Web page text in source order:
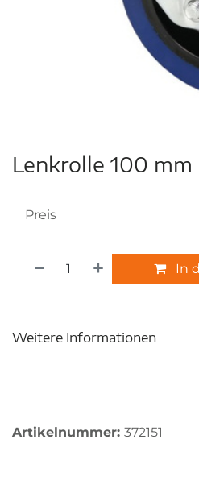
Lenkrolle 100 mm
In
Preis
Weitere Informationen
Artikelnummer: 372151